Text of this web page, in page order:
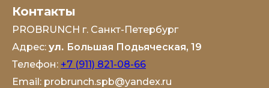
Контакты
PROBRUNCH г. Санкт-Петербург
Адрес: ул. Большая Подьяческая, 19
Телефон: +7 (911) 821-08-66
Email: probrunch.spb@yandex.ru